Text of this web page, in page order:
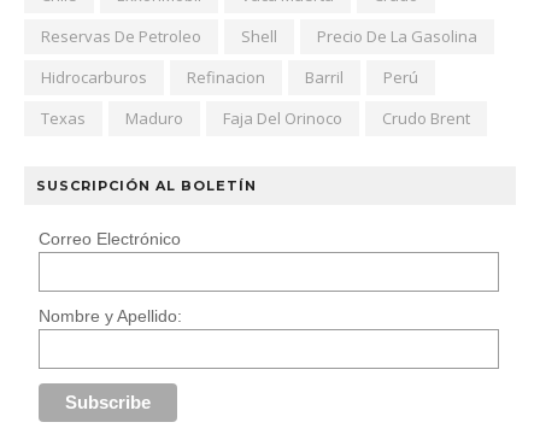
Reservas De Petroleo
Shell
Precio De La Gasolina
Hidrocarburos
Refinacion Barril
Perú
Texas
Maduro Faja Del Orinoco Crudo Brent
SUSCRIPCIÓN AL BOLETÍN
Correo Electrónico
Nombre y Apellido: